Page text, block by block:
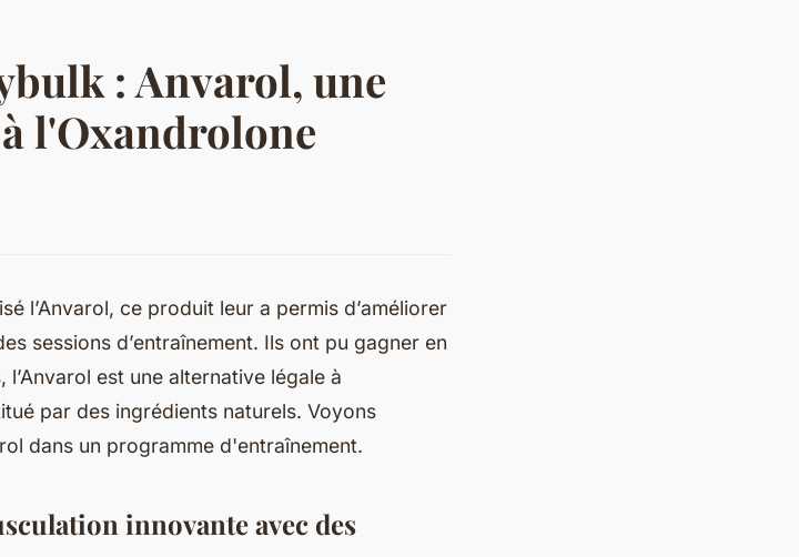
: Anvarol, une
l'Oxandrolone
l’Anvarol, ce produit leur a permis d’améliorer
sessions d’entraînement. Ils ont pu gagner en
est une alternative légale à
par des ingrédients naturels. Voyons
dans un programme d'entraînement.
innovante avec des